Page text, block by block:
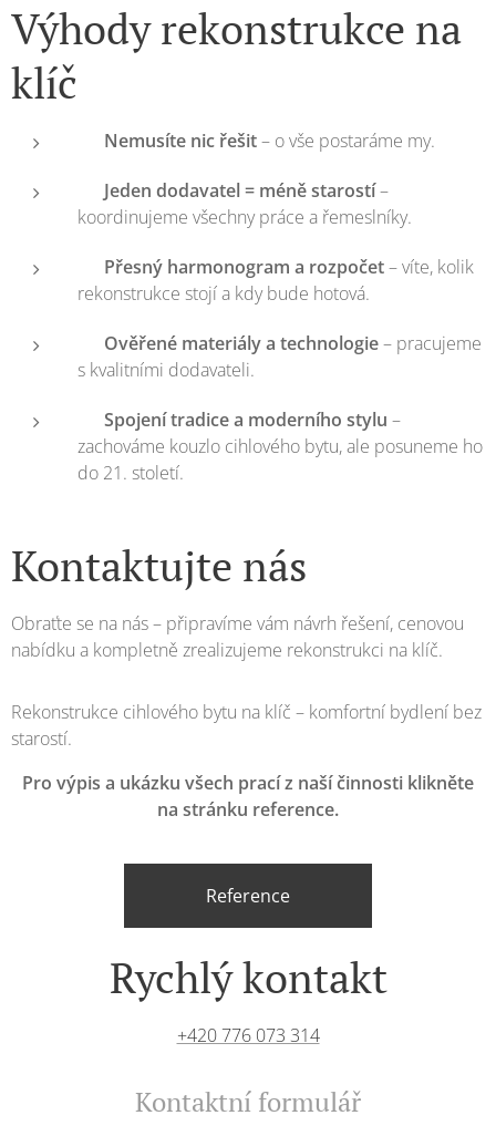
Výhody rekonstrukce na
klíč
Nemusíte nic řešit– o vše postaráme my.
Jeden dodavatel = méně starostí–
koordinujeme všechny práce a řemeslníky.
Přesný harmonogram a rozpočet– víte, kolik
rekonstrukce stojí a kdy bude hotová.
Ověřené materiály a technologie– pracujeme
s kvalitními dodavateli.
Spojení tradice a moderního stylu –
zachováme kouzlo cihlového bytu, ale posuneme ho
do 21. století.
Kontaktujte nás
Obraťte se na nás – připravíme vám návrh řešení, cenovou
nabídku a kompletně zrealizujeme rekonstrukci na klíč.
Rekonstrukce cihlového bytu na klíč – komfortní bydlení bez
starostí.
Pro výpis a ukázku všech prací z naší činnosti klikněte
na stránku reference.
Reference
Rychlý kontakt
+420 776 073 314
Kontaktní formulář